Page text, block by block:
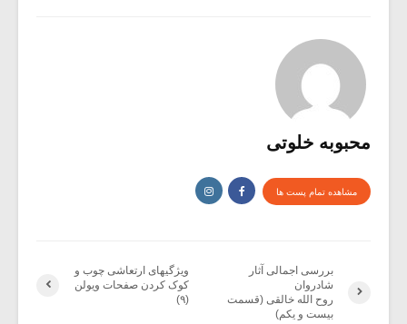
محبوبه خلوتی
مشاهده تمام پست ها
ویژگیهای ارتعاشی چوب و
کوک کردن صفحات ویولن
(۹)
بررسی اجمالی آثار
شادروان
روح الله خالقی (قسمت
بیست و یکم)